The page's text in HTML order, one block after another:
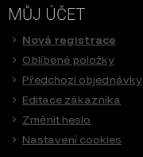
MŮJ ÚČET
Nová registrace
Oblíbené položky
Předchozí objednávky
Editace zákazníka
Změnit heslo
Nastavení cookies